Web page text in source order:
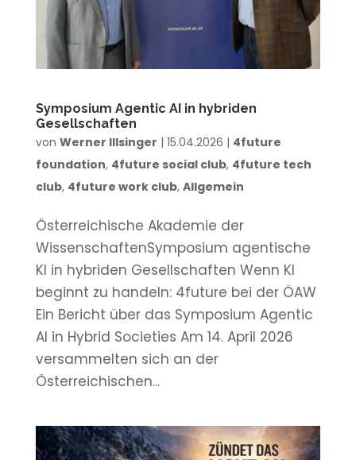
Symposium Agentic AI in hybriden
Gesellschaften
von Werner Illsinger | 15.04.2026 | 4future
foundation, 4future social club, 4future tech
club, 4future work club, Allgemein
Österreichische Akademie der
WissenschaftenSymposium agentische
KI in hybriden Gesellschaften Wenn KI
beginnt zu handeln: 4future bei der ÖAW
Ein Bericht über das Symposium Agentic
AI in Hybrid Societies Am 14. April 2026
versammelten sich an der
Österreichischen...